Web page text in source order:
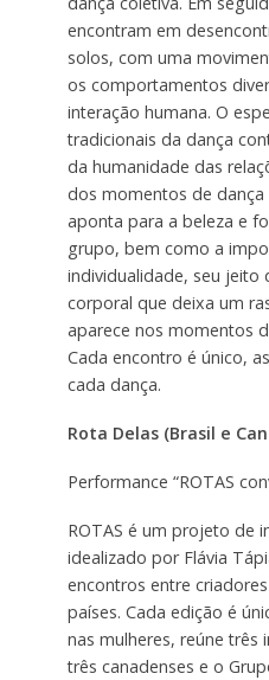
encontram em
solos, com uma
os comportamentos
interação humana. O
tradicionais da dança
da humanidade das
dos momentos de
aponta para a beleza e
grupo, bem como a
individualidade, seu jeito
corporal que deixa um
aparece nos momentos
Cada encontro é único,
cada dança.
Rota Delas (Brasil e
Performance “ROTAS
ROTAS é um projeto de
idealizado por Flávia
encontros entre
países. Cada edição é
nas mulheres, reúne três
três canadenses e o